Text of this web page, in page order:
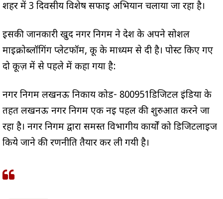
शहर में 3 दिवसीय विशेष सफाई अभियान चलाया जा रहा है।
इसकी जानकारी खुद नगर निगम ने देश के अपने सोशल
माइक्रोब्लॉगिंग प्लेटफॉर्म, कू के माध्यम से दी है। पोस्ट किए गए
दो कूज़ में से पहले में कहा गया है:
नगर निगम लखनऊ निकाय कोड- 800951डिजिटल इंडिया के
तहत लखनऊ नगर निगम एक नई पहल की शुरुआत करने जा
रहा है। नगर निगम द्वारा समस्त विभागीय कार्यों को डिजिटलाइज
किये जाने की रणनीति तैयार कर ली गयी है।